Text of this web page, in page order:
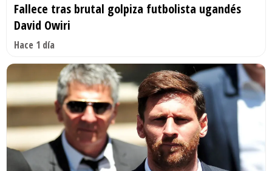
Fallece tras brutal golpiza futbolista ugandés
David Owiri
Hace 1 día